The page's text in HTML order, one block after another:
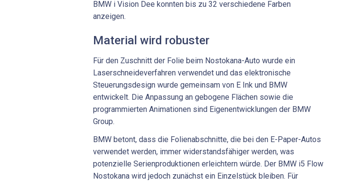
BMW i Vision Dee konnten bis zu 32 verschiedene Farben
anzeigen.
Material wird robuster
Für den Zuschnitt der Folie beim Nostokana-Auto wurde ein
Laserschneideverfahren verwendet und das elektronische
Steuerungsdesign wurde gemeinsam von E Ink und BMW
entwickelt. Die Anpassung an gebogene Flächen sowie die
programmierten Animationen sind Eigenentwicklungen der BMW
Group.
BMW betont, dass die Folienabschnitte, die bei den E-Paper-Autos
verwendet werden, immer widerstandsfähiger werden, was
potenzielle Serienproduktionen erleichtern würde. Der BMW i5 Flow
Nostokana wird jedoch zunächst ein Einzelstück bleiben. Für